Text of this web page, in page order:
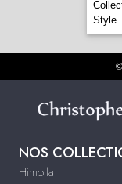
Style
NOS
Himolla